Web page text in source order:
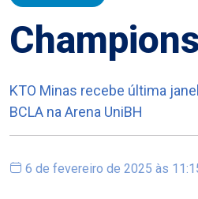
KTO Minas recebe última
BCLA na Arena UniBH
6 de fevereiro de 2025 às